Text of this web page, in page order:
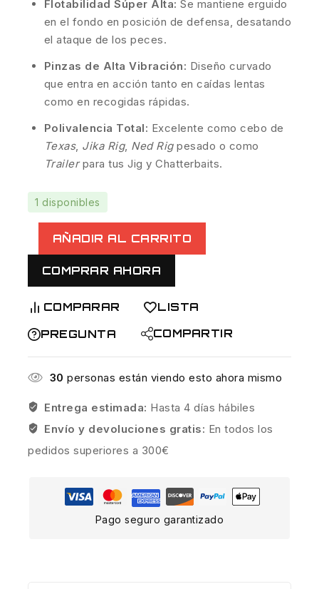
Flotabilidad Súper Alta: Se mantiene erguido
en el fondo en posición de defensa, desatando
el ataque de los peces.
Pinzas de Alta Vibración: Diseño curvado
que entra en acción tanto en caídas lentas
como en recogidas rápidas.
Polivalencia Total: Excelente como cebo de
Texas, Jika Rig, Ned Rigpesado o como
Trailerpara tus Jig y Chatterbaits.
1 disponibles
AÑADIR AL CARRITO
COMPRAR AHORA
COMPARAR
LISTA
PREGUNTA
COMPARTIR
30 personas están viendo esto ahora mismo
Entrega estimada: Hasta 4 días hábiles
Envío y devoluciones gratis: En todos los
pedidos superiores a 300€
Pago seguro garantizado